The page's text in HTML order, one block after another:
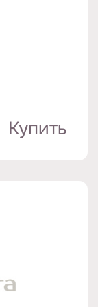
Купить